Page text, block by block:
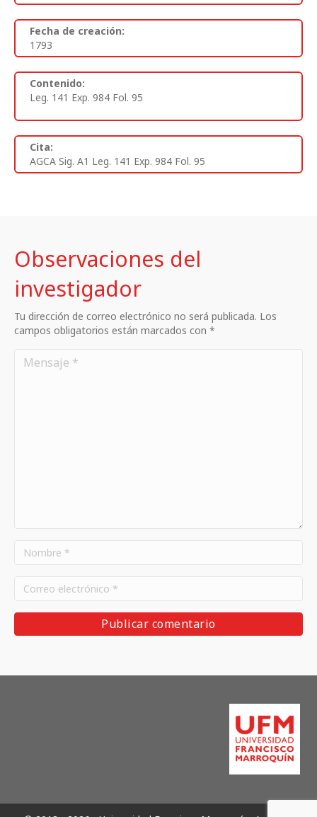
Fecha de creación:
1793
Contenido:
Leg. 141 Exp. 984 Fol. 95
Cita:
AGCA Sig. A1 Leg. 141 Exp. 984 Fol. 95
Observaciones del
investigador
Tu dirección de correo electrónico no será publicada. Los
campos obligatorios están marcados con *